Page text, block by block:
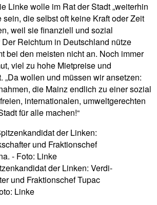
Linke wolle im Rat der Stadt „weiterhin
die selbst oft keine Kraft oder Zeit
weil sie finanziell und sozial
Reichtum in Deutschland nütze
bei den meisten nicht an. Noch immer
viel zu hohe Mietpreise und
„Da wollen und müssen wir ansetzen:
die Mainz endlich zu einer sozial
internationalen, umweltgerechten
für alle machen!“
der Linken: Verdi-
und Fraktionschef Tupac
Linke